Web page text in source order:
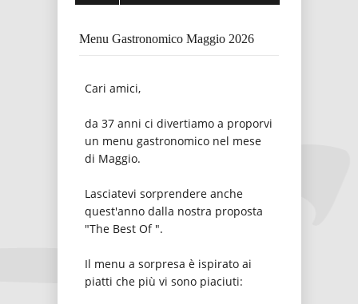
Menu Gastronomico Maggio 2026
Cari amici,
da 37 anni ci divertiamo a proporvi
un menu gastronomico nel mese
di Maggio.
Lasciatevi sorprendere anche
quest'anno dalla nostra proposta
"The Best Of ".
Il menu a sorpresa è ispirato ai
piatti che più vi sono piaciuti: